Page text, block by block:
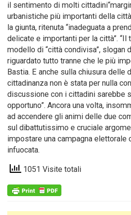
il sentimento di molti
urbanistiche più importanti della
la giunta, ritenuta “inadeguata a
delicate e importanti per la città”. “Il
modello di “città condivisa”, slogan
riguardato tutto tranne che le più
Bastia. E anche sulla chiusura delle
cittadinanza non è stata per nulla
discussione con i cittadini sarebbe
opportuno”. Ancora una volta,
ad accendere gli animi delle due
sul dibattutissimo e cruciale
impostare una campagna elettorale
infuocata.
1051 Visite totali